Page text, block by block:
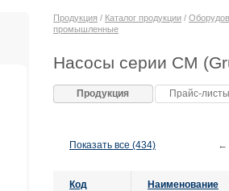
Продукция / Каталог продукции /
промышленные
Насосы серии CM
Продукция Прайс-
Показать все (434) ←
Код Наименование